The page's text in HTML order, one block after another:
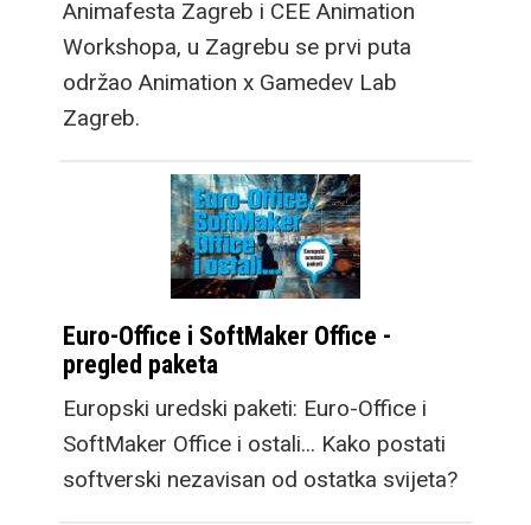
Animafesta Zagreb i CEE Animation
Workshopa, u Zagrebu se prvi puta
održao Animation x Gamedev Lab
Zagreb.
Euro-Office i SoftMaker Office -
pregled paketa
Europski uredski paketi: Euro-Office i
SoftMaker Office i ostali... Kako postati
softverski nezavisan od ostatka svijeta?